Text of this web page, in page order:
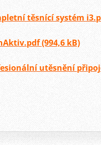
těsnící systém
(994,6 kB)
utěsnění